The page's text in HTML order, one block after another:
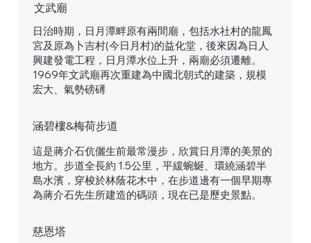
文武廟
日治時期，日月潭畔原有兩間廟，包括水社村的龍鳳
宮及原為卜吉村(今日月村)的益化堂，後來因為日人
興建發電工程，日月潭水位上升，兩廟必須遷離。
1969年文武廟再次重建為中國北朝式的建築，規模
宏大、氣勢磅礡
這是蔣介石伉儷生前最常漫步，欣賞日月潭的美景的
地方。步道全長約 1.5公里，平緩蜿蜒、環繞涵碧半
島水濱，穿梭於林蔭花木中，在步道邊有一個早期專
為蔣介石先生所建造的碼頭，現在已是歷史景點。
涵碧樓&梅荷步道
慈恩塔